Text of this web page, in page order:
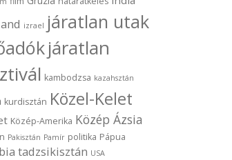
izrael járatlan utak
járatlan
kambodzsa kazahsztán
kurdisztán Közel-Kelet
Közép-Amerika Közép Ázsia
Pakisztán Pamír politika Pápua
tadzsikisztán USA